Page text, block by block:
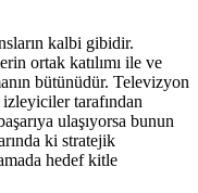
kalbi gibidir.
ortak katılımı ile ve
bütünüdür. Televizyon
tarafından
ulaşıyorsa bunun
ki stratejik
hedef kitle